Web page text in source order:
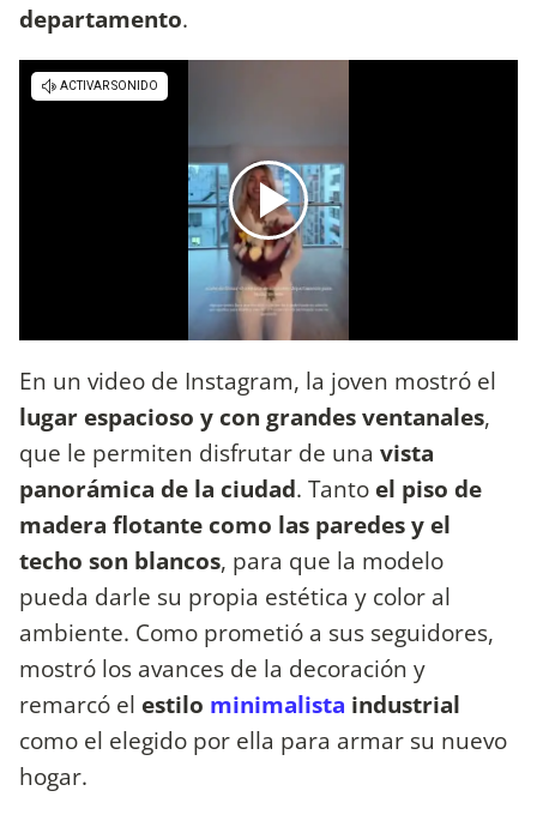
departamento.
En un video de Instagram, la joven mostró el
lugar espacioso y con grandes ventanales,
que le permiten disfrutar de una vista
panorámica de la ciudad. Tanto el piso de
madera flotante como las paredes y el
techo son blancos, para que la modelo
pueda darle su propia estética y color al
ambiente. Como prometió a sus seguidores,
mostró los avances de la decoración y
remarcó el estilo minimalista industrial
como el elegido por ella para armar su nuevo
hogar.